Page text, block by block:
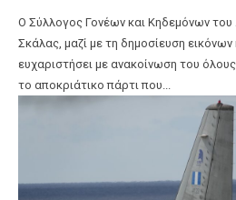
Ο Σύλλογος Γονέων και Κηδεμόνων του
Σκάλας, μαζί με τη δημοσίευση εικόνων
ευχαριστήσει με ανακοίνωση του
το αποκριάτικο πάρτι που...